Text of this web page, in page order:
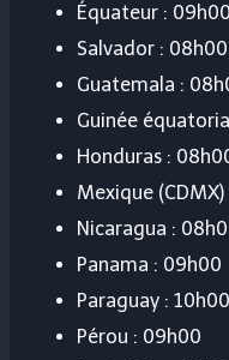
Équateur : 09h00
Salvador : 08h00
Guatemala :
Guinée
Honduras :
Mexique
Nicaragua :
Panama : 09h00
Paraguay : 10h00
Pérou : 09h00